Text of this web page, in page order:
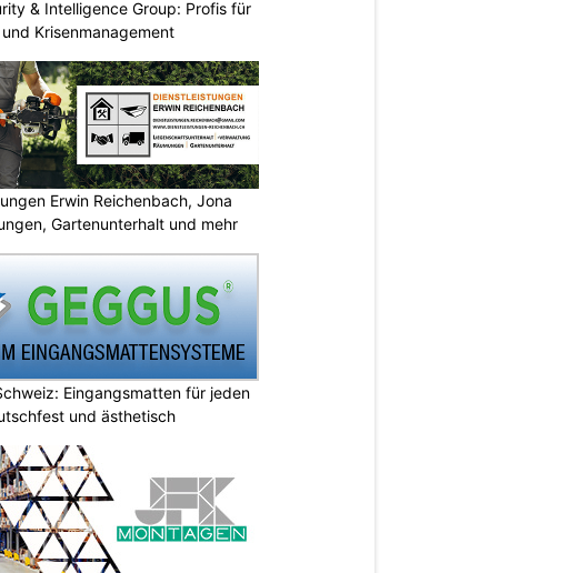
& Intelligence Group: Profis für
Krisenmanagement
Erwin Reichenbach, Jona
Gartenunterhalt und mehr
Eingangsmatten für jeden
und ästhetisch